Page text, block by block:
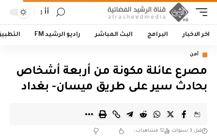
أأ
اخر الاخبار البرامج البث المباشر راديو الرشيد FM
أمن
مصرع عائلة مكونة من أربعة أشخاص
بحادث سير على طريق ميسان- بغداد
قبل 3 سنوات 12 مشاهدات